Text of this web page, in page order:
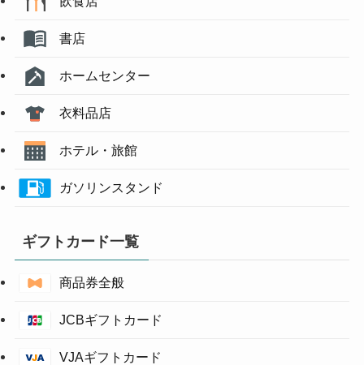
ギフトカード一覧
商品券全般
JCBギフトカード
VJAギフトカード
書店
ホームセンター
衣料品店
ホテル・旅館
ガソリンスタンド